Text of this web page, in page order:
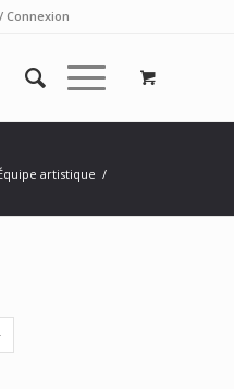
Connexion
artistique /